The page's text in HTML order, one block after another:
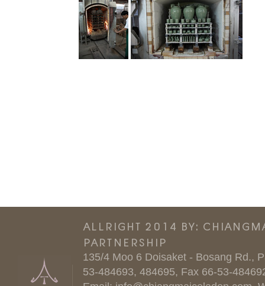
ALLRIGHT 2014 BY:
PARTNERSHIP
135/4 Moo 6 Doisaket - Bosang Rd.,
53-484693, 484695, Fax 66-53-